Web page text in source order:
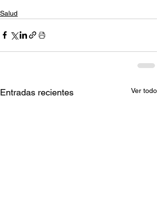
Salud
Entradas recientes Ver todo